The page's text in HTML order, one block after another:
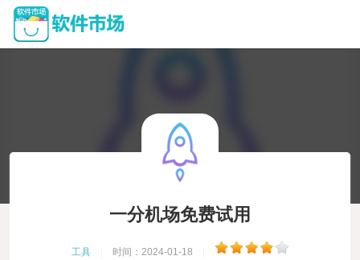
一分机场免费试用
工具 时间：2024-01-18